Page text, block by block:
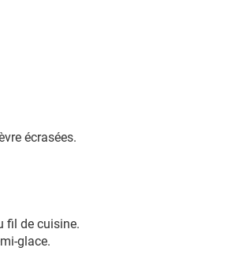
écrasées.
fil de cuisine.
glace.